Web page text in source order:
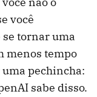
você
tornar uma
menos tempo
uma pechincha:
sabe disso.